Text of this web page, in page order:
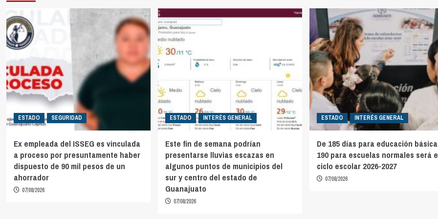
ESTADO SEGURIDAD
Ex empleada del ISSEG es vinculada
a proceso por presuntamente haber
dispuesto de 90 mil pesos de un
ahorrador
07/08/2026
ESTADO INTERÉS GENERAL
Este fin de semana podrían
presentarse lluvias escazas en
algunos puntos de municipios del
sur y centro del estado de
Guanajuato
07/08/2026
ESTADO INTERÉS GENERAL
De 185 días para educación
190 para escuelas normales será
ciclo escolar 2026-2027
07/08/2026